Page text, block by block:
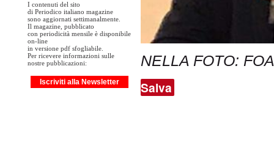
I contenuti del sito
di Periodico italiano magazine
sono aggiornati settimanalmente.
Il magazine, pubblicato
con periodicità mensile è disponibile
on-line
in versione pdf sfogliabile.
Per ricevere informazioni sulle
nostre pubblicazioni:
Iscriviti alla Newsletter
NELLA FOTO:
Salva